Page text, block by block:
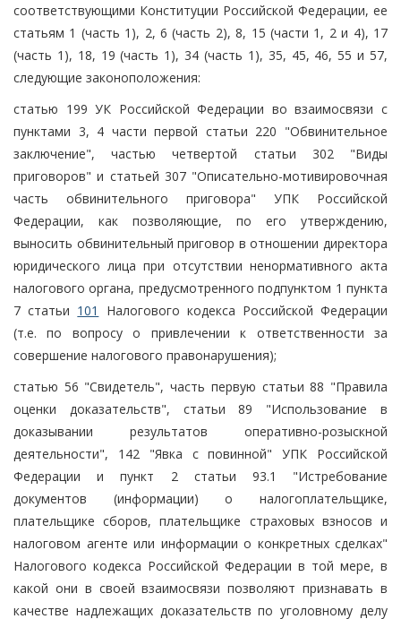
соответствующими Конституции Российской Федерации, ее
статьям 1 (часть 1), 2, 6 (часть 2), 8, 15 (части 1, 2 и 4), 17
(часть 1), 18, 19 (часть 1), 34 (часть 1), 35, 45, 46, 55 и 57,
следующие законоположения:
статью 199 УК Российской Федерации во взаимосвязи с
пунктами 3, 4 части первой статьи 220 "Обвинительное
заключение", частью четвертой статьи 302 "Виды
приговоров" и статьей 307 "Описательно-мотивировочная
часть обвинительного приговора" УПК Российской
Федерации, как позволяющие, по его утверждению,
выносить обвинительный приговор в отношении директора
юридического лица при отсутствии ненормативного акта
налогового органа, предусмотренного подпунктом 1 пункта
7 статьи 101
Налогового кодекса Российской Федерации
(т.е. по вопросу о привлечении к ответственности за
совершение налогового правонарушения);
статью 56 "Свидетель", часть первую статьи 88 "Правила
оценки доказательств", статьи 89 "Использование в
доказывании результатов оперативно-розыскной
деятельности", 142 "Явка с повинной" УПК Российской
Федерации и пункт 2 статьи 93.1 "Истребование
документов (информации) о налогоплательщике,
плательщике сборов, плательщике страховых взносов и
налоговом агенте или информации о конкретных сделках"
Налогового кодекса Российской Федерации в той мере, в
какой они в своей взаимосвязи позволяют признавать в
качестве надлежащих доказательств по уголовному делу